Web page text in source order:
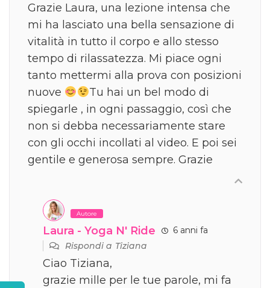
Grazie Laura, una lezione intensa che
mi ha lasciato una bella sensazione di
vitalità in tutto il corpo e allo stesso
tempo di rilassatezza. Mi piace ogni
tanto mettermi alla prova con posizioni
nuove
Tu hai un bel modo di
spiegarle , in ogni passaggio, così che
non si debba necessariamente stare
con gli occhi incollati al video. E poi sei
gentile e generosa sempre. Grazie
Autore
Laura - Yoga N' Ride
6 anni fa
Rispondi aTiziana
Ciao Tiziana,
grazie mille per le tue parole, mi fa